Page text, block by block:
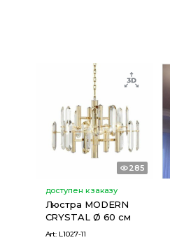
285
доступен к заказу
Люстра MODERN
CRYSTAL Ø 60 см
Art: L1027-11